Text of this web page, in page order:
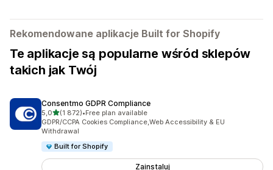
Rekomendowane aplikacje Built for Shopify
Te aplikacje są popularne wśród sklepów
takich jak Twój
Consentmo GDPR Compliance
5,0na 5 gwiazdek
(1 872)
Łączna liczba recenzji: 1872
•Free plan available
GDPR/CCPA Cookies Compliance,Web Accessibility & EU
Withdrawal
Built for Shopify
Zainstaluj